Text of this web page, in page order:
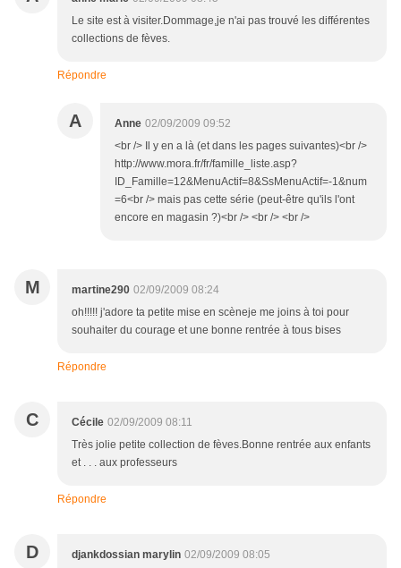
Le site est à visiter.Dommage,je n'ai pas trouvé les différentes
collections de fèves.
Répondre
A Anne 02/09/2009 09:52
<br /> Il y en a là (et dans les pages suivantes)<br />
http://www.mora.fr/fr/famille_liste.asp?
ID_Famille=12&MenuActif=8&SsMenuActif=-1&num
=6<br /> mais pas cette série (peut-être qu'ils l'ont
encore en magasin ?)<br /> <br /> <br />
M martine290 02/09/2009 08:24
oh!!!!! j'adore ta petite mise en scèneje me joins à toi pour
souhaiter du courage et une bonne rentrée à tous bises
Répondre
C Cécile 02/09/2009 08:11
Très jolie petite collection de fèves.Bonne rentrée aux enfants
et . . . aux professeurs
Répondre
D djankdossian marylin 02/09/2009 08:05